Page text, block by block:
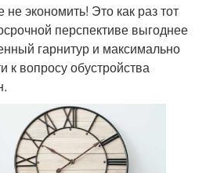
экономить! Это как раз тот
перспективе выгоднее
гарнитур и максимально
к вопросу обустройства